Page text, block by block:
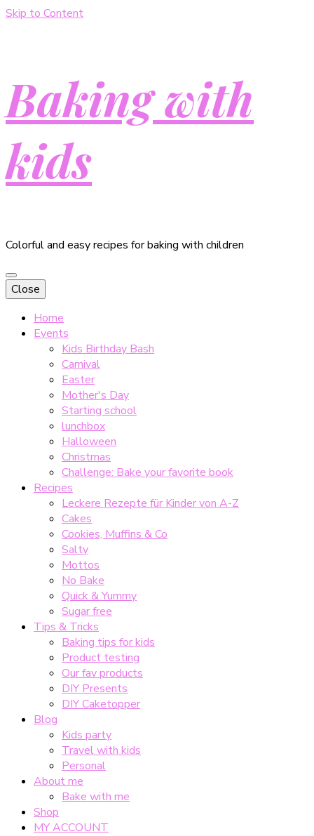
Skip to Content
Baking with
kids
Colorful and easy recipes for baking with children
Close
Home
Events
Kids Birthday Bash
Carnival
Easter
Mother's Day
Starting school
lunchbox
Halloween
Christmas
Challenge: Bake your favorite book
Recipes
Leckere Rezepte für Kinder von A-Z
Cakes
Cookies, Muffins & Co
Salty
Mottos
No Bake
Quick & Yummy
Sugar free
Tips & Tricks
Baking tips for kids
Product testing
Our fav products
DIY Presents
DIY Caketopper
Blog
Kids party
Travel with kids
Personal
About me
Bake with me
Shop
MY ACCOUNT